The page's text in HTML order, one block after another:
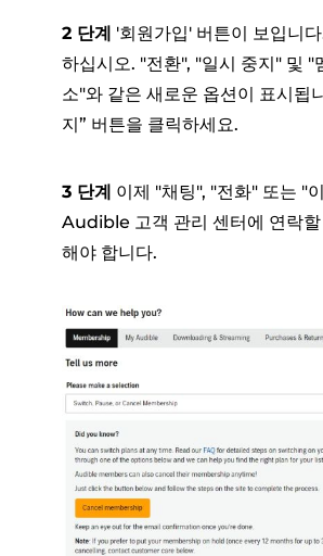
2 단계 '회원가입' 버튼이 보입니
하십시오. "전환", "일시 중지" 및 "
소"와 같은 새로운 옵션이 표시됩
지” 버튼을 클릭하세요.
3 단계 이제 "채팅", "전화" 또는 "
Audible 고객 관리 센터에 연락할
해야 합니다.